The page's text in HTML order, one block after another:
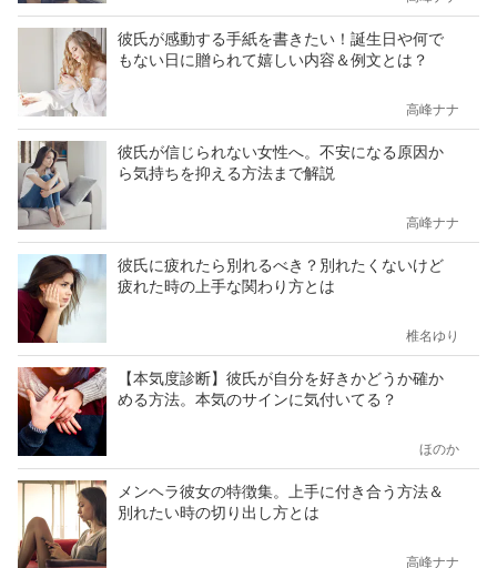
彼氏が感動する手紙を書きたい！誕生日や何で
もない日に贈られて嬉しい内容＆例文とは？
高峰ナナ
彼氏が信じられない女性へ。不安になる原因か
ら気持ちを抑える方法まで解説
高峰ナナ
彼氏に疲れたら別れるべき？別れたくないけど
疲れた時の上手な関わり方とは
椎名ゆり
【本気度診断】彼氏が自分を好きかどうか確か
める方法。本気のサインに気付いてる？
ほのか
メンヘラ彼女の特徴集。上手に付き合う方法＆
別れたい時の切り出し方とは
高峰ナナ